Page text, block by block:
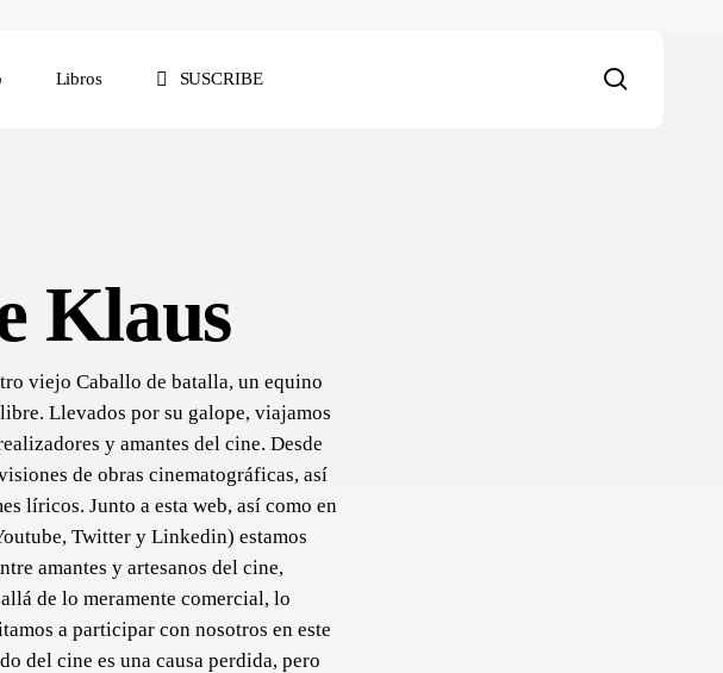
Libros SUSCRIBE
Klaus
viejo Caballo de batalla, un equino
Llevados por su galope, viajamos
y amantes del cine. Desde
de obras cinematográficas, así
líricos. Junto a esta web, así como en
Twitter y Linkedin) estamos
amantes y artesanos del cine,
de lo meramente comercial, lo
a participar con nosotros en este
del cine es una causa perdida, pero